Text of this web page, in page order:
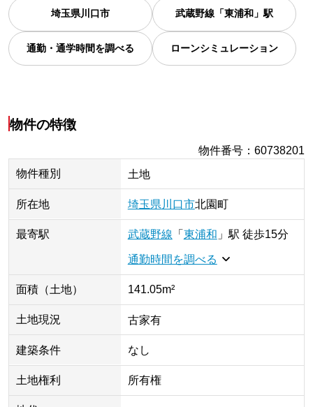
埼玉県川口市 武蔵野線「東浦和」駅
通勤・通学時間を調べる ローンシミュレーション
物件の特徴
物件番号 ：60738201
物件種別
土地
所在地 埼玉県 川口市北園町
最寄駅 武蔵野線 「 東浦和 」 駅 徒歩15分
通勤時間を調べる
面積（土地） 141.05m²
土地現況 古家有
建築条件 なし
土地権利 所有権